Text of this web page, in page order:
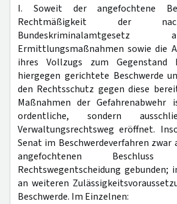
I. Soweit der angefochtene
Rechtmäßigkeit der
Bundeskriminalamtgesetz
Ermittlungsmaßnahmen sowie die
ihres Vollzugs zum
hiergegen gerichtete Beschwerde
den Rechtsschutz gegen diese
Maßnahmen der
ordentliche, sondern
Verwaltungsrechtsweg eröffnet.
Senat im Beschwerdeverfahren zwar
angefochtenen Beschluss
Rechtswegentscheidung gebunden;
an weiteren
Beschwerde. Im Einzelnen: